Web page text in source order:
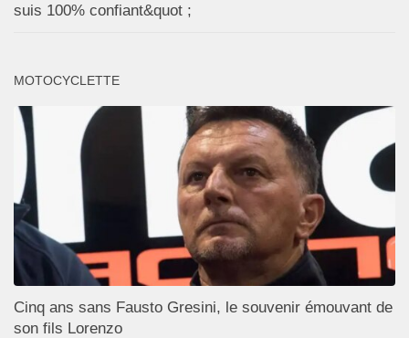
suis 100% confiant&quot ;
MOTOCYCLETTE
Cinq ans sans Fausto Gresini, le souvenir émouvant de
son fils Lorenzo